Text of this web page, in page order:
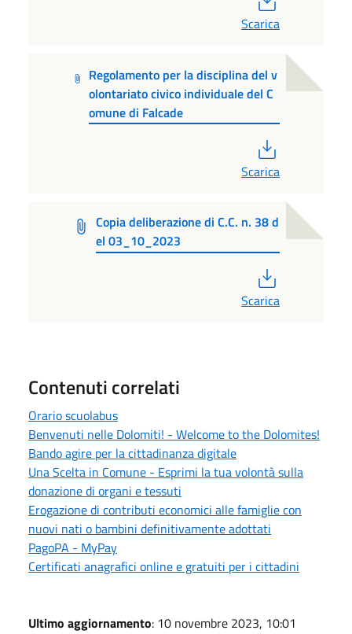
Scarica
Regolamento per la disciplina del v
olontariato civico individuale del C
omune di Falcade
Scarica
Copia deliberazione di C.C. n. 38 d
el 03_10_2023
Scarica
Contenuti correlati
Orario scuolabus
Benvenuti nelle Dolomiti! - Welcome to the Dolomites!
Bando agire per la cittadinanza digitale
Una Scelta in Comune - Esprimi la tua volontà sulla
donazione di organi e tessuti
Erogazione di contributi economici alle famiglie con
nuovi nati o bambini definitivamente adottati
PagoPA - MyPay
Certificati anagrafici online e gratuiti per i cittadini
Ultimo aggiornamento: 10 novembre 2023, 10:01